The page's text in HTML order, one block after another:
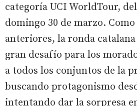
categoría UCI WorldTour,
domingo 30 de marzo. Como
anteriores, la ronda
gran desafío para los
a todos los conjuntos de la
buscando protagonismo
intentando dar la sorpresa